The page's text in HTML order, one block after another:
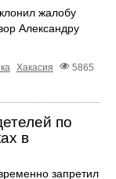
жалобу
Александру
Хакасия
5865
по
в
запретил